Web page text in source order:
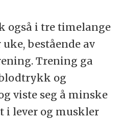
også i tre timelange
bestående av
Trening ga
og
viste seg å minske
i lever og muskler